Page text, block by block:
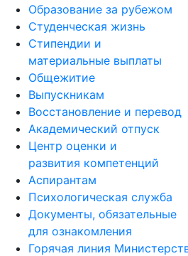
Образование за рубежом
Студенческая жизнь
Стипендии и
материальные выплаты
Общежитие
Выпускникам
Восстановление и перевод
Академический отпуск
Центр оценки и
развития компетенций
Аспирантам
Психологическая служба
Документы, обязательные
для ознакомления
Горячая линия